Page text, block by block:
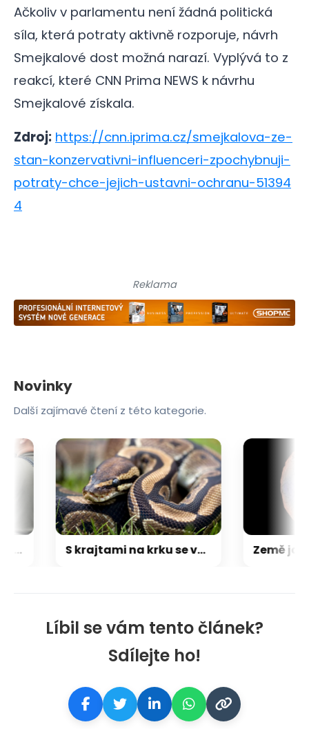
Ačkoliv v parlamentu není žádná politická
síla, která potraty aktivně rozporuje, návrh
Smejkalové dost možná narazí. Vyplývá to z
reakcí, které CNN Prima NEWS k návrhu
Smejkalové získala.
Zdroj: https://cnn.iprima.cz/smejkalova-ze-
stan-konzervativni-influenceri-zpochybnuji-
potraty-chce-jejich-ustavni-ochranu-51394
4
Líbil se vám tento článek?
Sdílejte ho!
Reklama
Novinky
Další zajímavé čtení z této kategorie.
S krajtami na krku se vydala na koupaliště. Ženě z Polska hrozí vězení